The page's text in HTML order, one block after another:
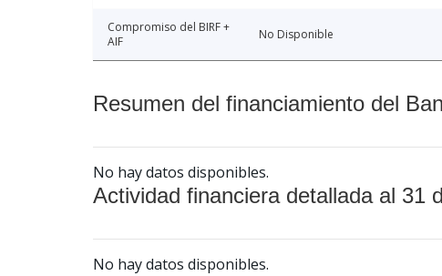
Compromiso del BIRF +
AIF
No Disponible
Resumen del financiamiento del
No hay datos disponibles.
Actividad financiera detallada al 31
No hay datos disponibles.